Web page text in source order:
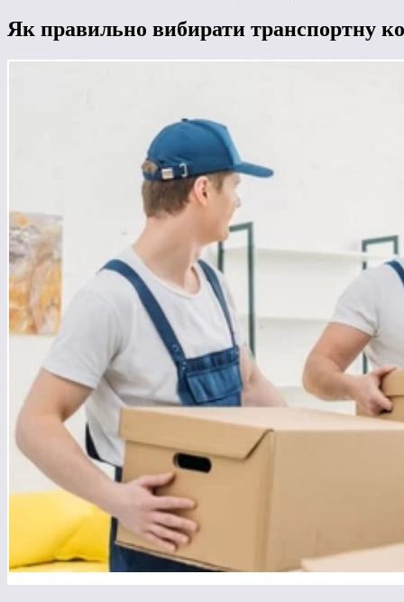
Як правильно вибирати транспортну